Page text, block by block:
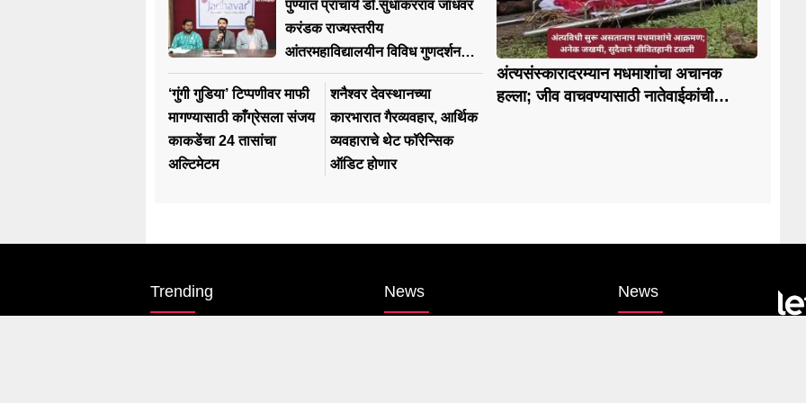
पुण्यात प्राचार्य डॉ.सुधाकरराव जाधवर
करंडक राज्यस्तरीय
आंतरमहाविद्यालयीन विविध गुणदर्शन
स्पर्धेचं आयोजन
‘गुंगी गुडिया’ टिप्पणीवर माफी
मागण्यासाठी काँग्रेसला संजय
काकडेंचा 24 तासांचा
अल्टिमेटम
शनैश्वर देवस्थानच्या
कारभारात गैरव्यवहार, आर्थिक
व्यवहाराचे थेट फॉरेन्सिक
ऑडिट होणार
अंत्यसंस्कारादरम्यान मधमाशांचा अचानक
हल्ला; जीव वाचवण्यासाठी नातेवाईकांची
Trending News News